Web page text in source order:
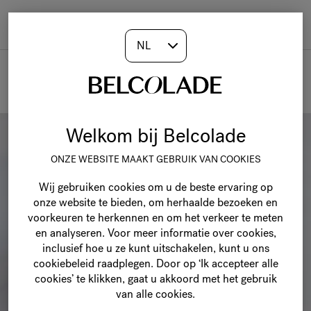
Welkom bij Belcolade
ONZE WEBSITE MAAKT GEBRUIK VAN COOKIES
Wij gebruiken cookies om u de beste ervaring op
onze website te bieden, om herhaalde bezoeken en
voorkeuren te herkennen en om het verkeer te meten
en analyseren. Voor meer informatie over cookies,
inclusief hoe u ze kunt uitschakelen, kunt u ons
cookiebeleid raadplegen. Door op ‘Ik accepteer alle
cookies’ te klikken, gaat u akkoord met het gebruik
van alle cookies.